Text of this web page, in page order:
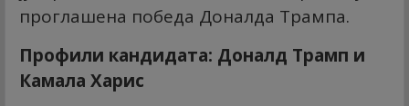
проглашена победа Доналда Трампа.
Профили кандидата: Доналд Трамп и
Камала Харис